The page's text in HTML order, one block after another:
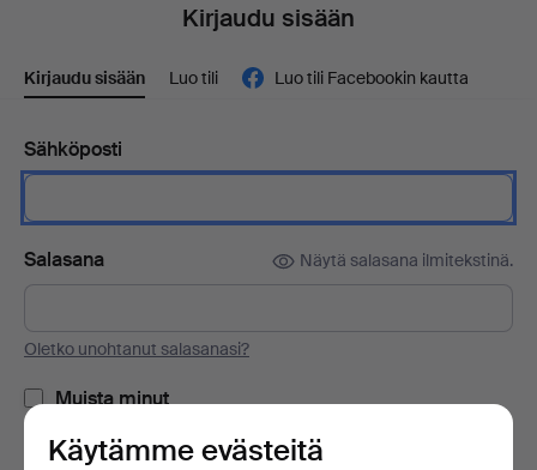
Kirjaudu sisään
Kirjaudu sisään Luo tili Luo tili Facebookin kautta
Sähköposti
Salasana Näytä salasana ilmitekstinä.
Oletko unohtanut salasanasi?
Muista minut
Käytämme evästeitä